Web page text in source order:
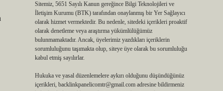
Sitemiz, 5651 Sayılı Kanun gereğince Bilgi Teknolojileri ve
İletişim Kurumu (BTK) tarafından onaylanmış bir Yer Sağlayıcı
olarak hizmet vermektedir. Bu nedenle, sitedeki içerikleri proaktif
olarak denetleme veya araştırma yükümlülüğümüz
bulunmamaktadır. Ancak, üyelerimiz yazdıkları içeriklerin
sorumluluğunu taşımakta olup, siteye üye olarak bu sorumluluğu
kabul etmiş sayılırlar.
Hukuka ve yasal düzenlemelere aykırı olduğunu düşündüğünüz
içerikleri, backlinkpanelicomtr@gmail.comadresine bildirmeniz